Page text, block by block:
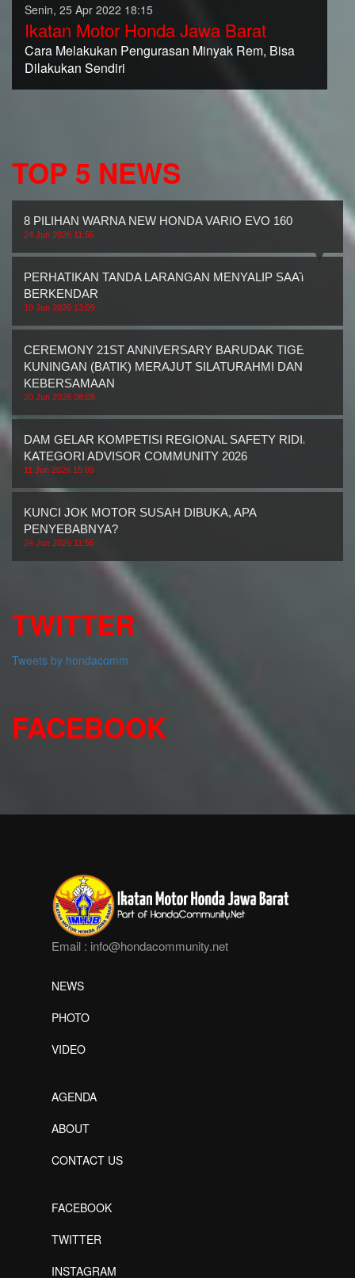
Senin, 25 Apr 2022 18:15
Ikatan Motor Honda Jawa Barat
Cara Melakukan Pengurasan Minyak Rem, Bisa
Dilakukan Sendiri
TOP 5 NEWS
8 PILIHAN WARNA NEW HONDA VARIO EVO 160
24 Jun 2026 11:55
PERHATIKAN TANDA LARANGAN MENYALIP SAAT
BERKENDAR
10 Jun 2026 13:09
CEREMONY 21ST ANNIVERSARY BARUDAK TIGER
KUNINGAN (BATIK) MERAJUT SILATURAHMI DAN
KEBERSAMAAN
20 Jun 2026 08:09
DAM GELAR KOMPETISI REGIONAL SAFETY RIDING
KATEGORI ADVISOR COMMUNITY 2026
11 Jun 2026 15:09
KUNCI JOK MOTOR SUSAH DIBUKA, APA
PENYEBABNYA?
24 Jun 2026 11:55
TWITTER
Tweets by hondacomm
FACEBOOK
Email : info@hondacommunity.net
NEWS
PHOTO
VIDEO
AGENDA
ABOUT
CONTACT US
FACEBOOK
TWITTER
INSTAGRAM